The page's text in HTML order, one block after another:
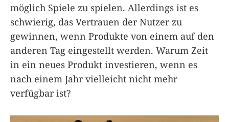
möglich Spiele zu spielen. Allerdings ist es
schwierig, das Vertrauen der Nutzer zu
gewinnen, wenn Produkte von einem auf den
anderen Tag eingestellt werden. Warum Zeit
in ein neues Produkt investieren, wenn es
nach einem Jahr vielleicht nicht mehr
verfügbar ist?